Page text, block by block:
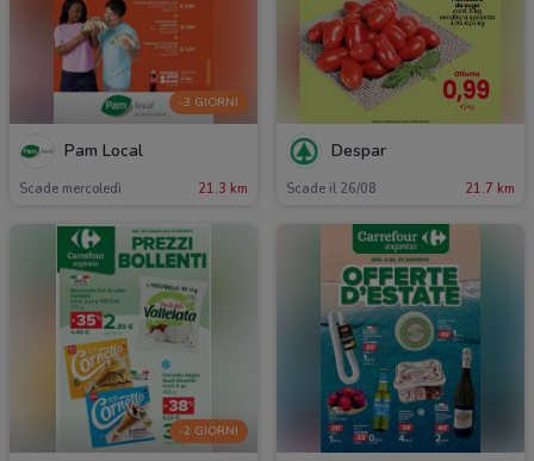
-3 GIORNI
Pam Local
Scade mercoledì 21.3 km
Despar
Scade il 26/08 21.7 km
-2 GIORNI